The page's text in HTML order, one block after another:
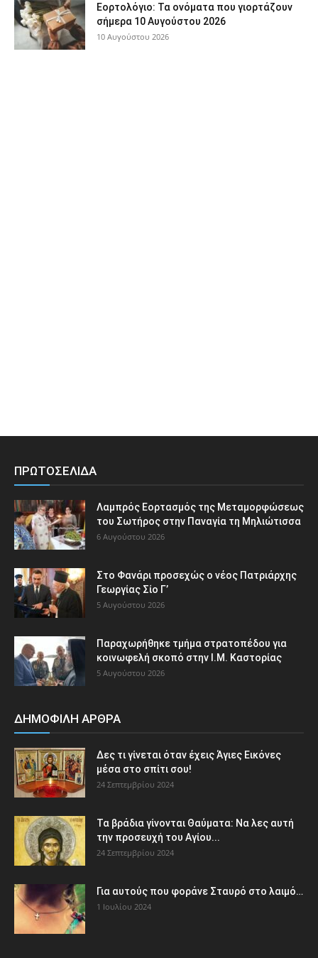
Εορτολόγιο: Τα ονόματα που γιορτάζουν
σήμερα 10 Αυγούστου 2026
10 Αυγούστου 2026
ΠΡΩΤΟΣΕΛΙΔΑ
Λαμπρός Εορτασμός της Μεταμορφώσεως
του Σωτήρος στην Παναγία τη Μηλιώτισσα
6 Αυγούστου 2026
Στο Φανάρι προσεχώς ο νέος Πατριάρχης
Γεωργίας Σίο Γ’
5 Αυγούστου 2026
Παραχωρήθηκε τμήμα στρατοπέδου για
κοινωφελή σκοπό στην Ι.Μ. Καστορίας
5 Αυγούστου 2026
ΔΗΜΟΦΙΛΗ ΑΡΘΡΑ
Δες τι γίνεται όταν έχεις Άγιες Εικόνες
μέσα στο σπίτι σου!
24 Σεπτεμβρίου 2024
Τα βράδια γίνονται Θαύματα: Να λες αυτή
την προσευχή του Αγίου...
24 Σεπτεμβρίου 2024
Για αυτούς που φοράνε Σταυρό στο λαιμό…
1 Ιουλίου 2024